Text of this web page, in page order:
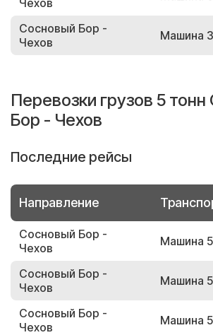
Чехов
Сосновый Бор -
Чехов
Машина
Перевозки грузов 5
Бор - Чехов
Последние рейсы
Направление
Сосновый Бор -
Чехов
Машина
Сосновый Бор -
Чехов
Машина
Сосновый Бор -
Чехов
Машина